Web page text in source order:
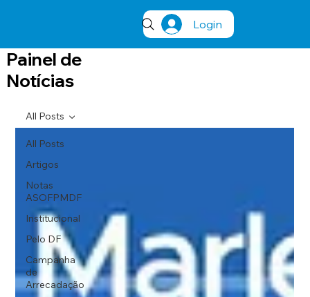
Login
Painel de
Notícias
All Posts
Artigos
Notas
ASOFPMDF
Institucional
Pelo DF
Campanha
de
Arrecadação
All Posts